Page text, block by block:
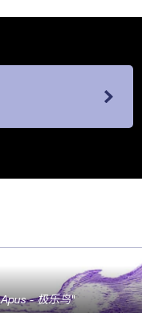
Apus - 极乐鸟